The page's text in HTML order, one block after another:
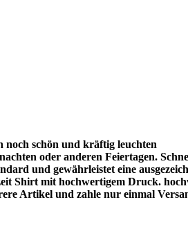
noch schön und kräftig leuchten
oder anderen Feiertagen.
und gewährleistet eine
Shirt mit hochwertigem Druck.
Artikel und zahle nur einmal